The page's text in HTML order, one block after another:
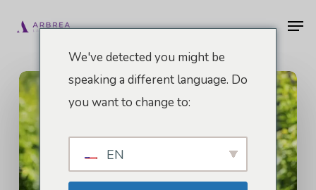
Hauptinhalt
We've detected you might be
speaking a different language. Do
you want to change to:
EN